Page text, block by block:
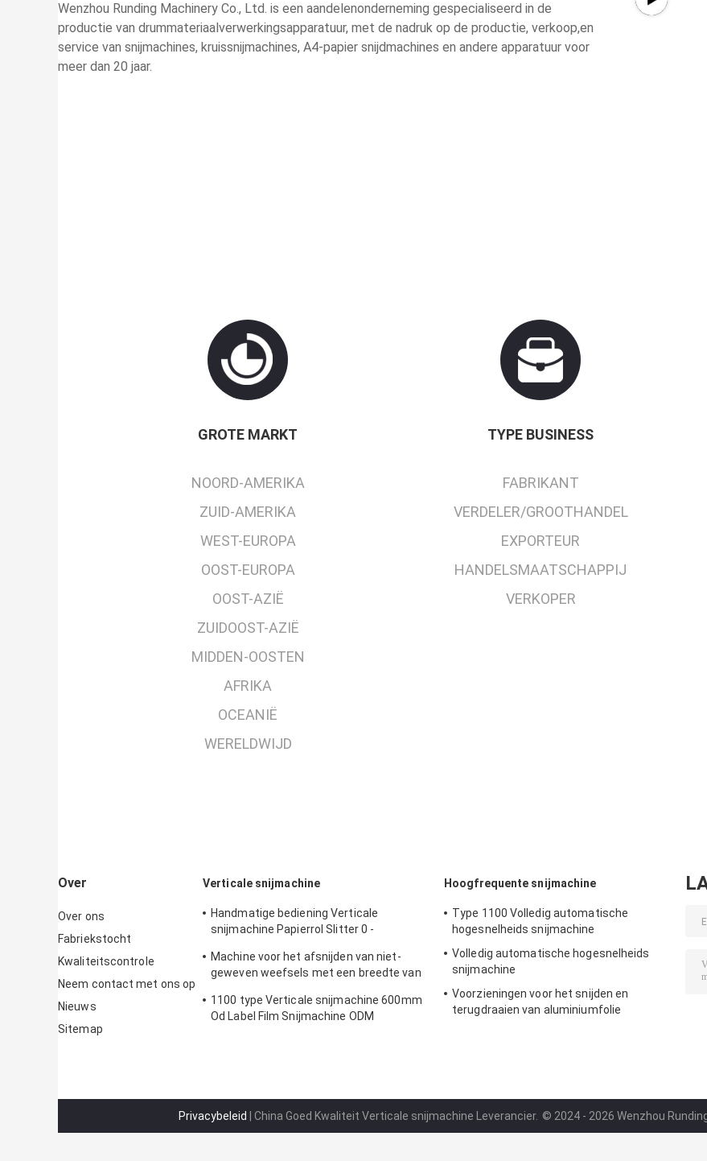
Wenzhou Runding Machinery Co., Ltd. is een aandelenonderneming gespecialiseerd in de
productie van drummateriaalverwerkingsapparatuur, met de nadruk op de productie, verkoop,en
service van snijmachines, kruissnijmachines, A4-papier snijdmachines en andere apparatuur voor
meer dan 20 jaar.
GROTE MARKT
NOORD-AMERIKA
ZUID-AMERIKA
WEST-EUROPA
OOST-EUROPA
OOST-AZIË
ZUIDOOST-AZIË
MIDDEN-OOSTEN
AFRIKA
OCEANIË
WERELDWIJD
TYPE BUSINESS
FABRIKANT
VERDELER/GROOTHANDEL
EXPORTEUR
HANDELSMAATSCHAPPIJ
VERKOPER
Over
Over ons
Fabriekstocht
Kwaliteitscontrole
Neem contact met ons op
Nieuws
Sitemap
Verticale snijmachine
Handmatige bediening Verticale
snijmachine Papierrol Slitter 0 -
Machine voor het afsnijden van niet-
geweven weefsels met een breedte van
1100 type Verticale snijmachine 600mm
Od Label Film Snijmachine ODM
Hoogfrequente snijmachine
Type 1100 Volledig automatische
hogesnelheids snijmachine
Volledig automatische hogesnelheids
snijmachine
Voorzieningen voor het snijden en
terugdraaien van aluminiumfolie
Privacybeleid | China Goed Kwaliteit Verticale snijmachine Leverancier. © 2024 - 2026 Wenzhou